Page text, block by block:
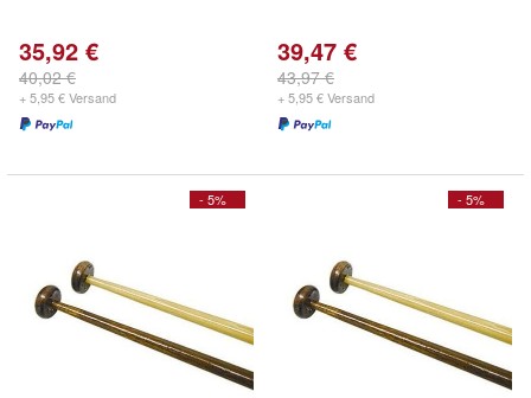
35,92 €
40,02 €
+ 5,95 € Versand
39,47 €
43,97 €
+ 5,95 € Versand
- 5% - 5%